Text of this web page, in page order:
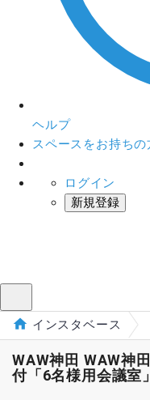
ヘルプ
スペースをお持ちの
ログイン
新規登録
インスタベース
WAW神田 WAW
付「6名様用会議室